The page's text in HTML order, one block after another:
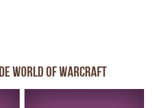
World of Warcraft